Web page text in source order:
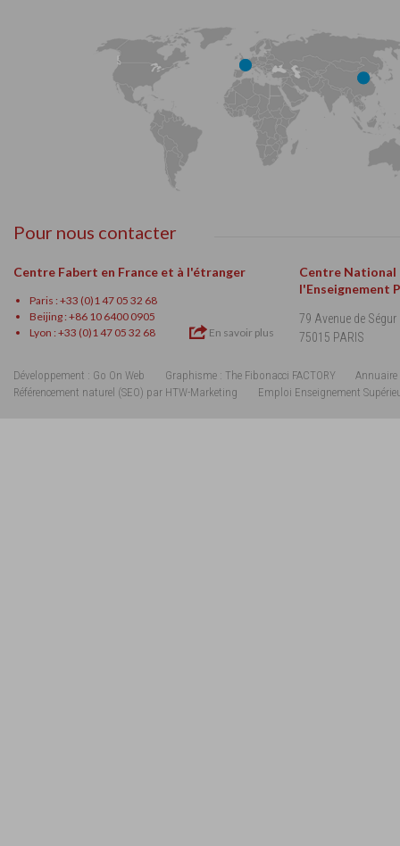
Pour nous contacter
Centre Fabert en France et à l'étranger
Paris : +33 (0)1 47 05 32 68
Beijing : +86 10 6400 0905
Lyon : +33 (0)1 47 05 32 68
En savoir plus
Centre National
l'Enseignement
79 Avenue de Ségur
75015 PARIS
Développement : Go On Web Graphisme : The Fibonacci FACTORY
Annuaire
Référencement naturel (SEO) par HTW-Marketing
Emploi Enseignement